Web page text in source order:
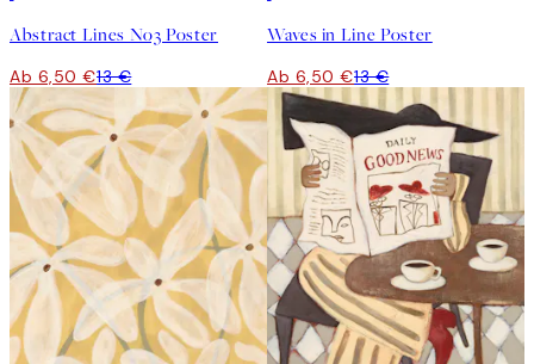
Abstract Lines No3 Poster
Ab 6,50 €13 €
Waves in Line Poster
Ab 6,50 €13 €